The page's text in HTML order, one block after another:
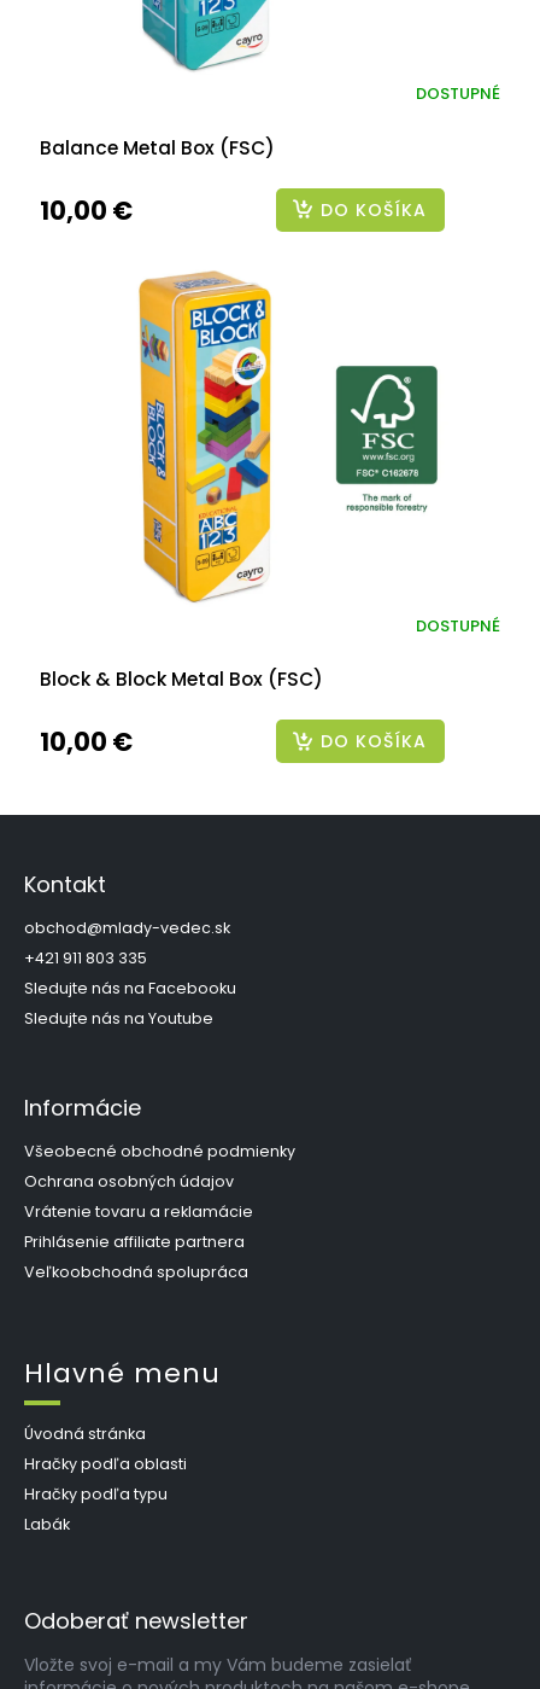
Balance Metal Box (FSC)
DOSTUPNÉ
10,00 € DO KOŠÍKA
Block & Block Metal Box (FSC)
DOSTUPNÉ
10,00 € DO KOŠÍKA
Kontakt
obchod@mlady-vedec.sk
+421 911 803 335
Sledujte nás na Facebooku
Sledujte nás na Youtube
Informácie
Všeobecné obchodné podmienky
Ochrana osobných údajov
Vrátenie tovaru a reklamácie
Prihlásenie affiliate partnera
Veľkoobchodná spolupráca
Hlavné menu
Úvodná stránka
Hračky podľa oblasti
Hračky podľa typu
Labák
Odoberať newsletter
Vložte svoj e-mail a my Vám budeme zasielať